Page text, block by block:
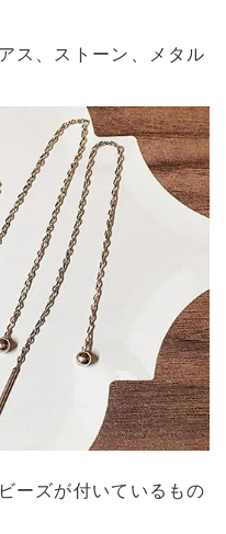
ス、ストーン、メタル
ーズが付いているもの